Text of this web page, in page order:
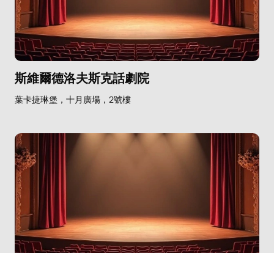
斯維爾德洛夫斯克話劇院
葉卡捷琳堡，十月廣場，2號樓